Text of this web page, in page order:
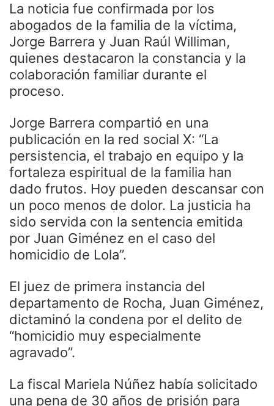
La noticia fue confirmada por los
abogados de la familia de la víctima,
Jorge Barrera y Juan Raúl Williman,
quienes destacaron la constancia y la
colaboración familiar durante el
proceso.
Jorge Barrera compartió en una
publicación en la red social X: “La
persistencia, el trabajo en equipo y la
fortaleza espiritual de la familia han
dado frutos. Hoy pueden descansar con
un poco menos de dolor. La justicia ha
sido servida con la sentencia emitida
por Juan Giménez en el caso del
homicidio de Lola”.
El juez de primera instancia del
departamento de Rocha, Juan Giménez,
dictaminó la condena por el delito de
“homicidio muy especialmente
agravado”.
La fiscal Mariela Núñez había solicitado
una pena de 30 años de prisión para